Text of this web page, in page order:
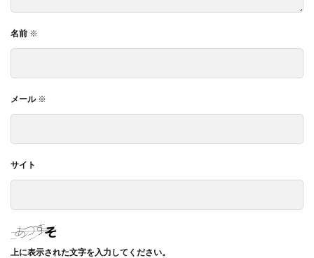
名前 ※
メール ※
サイト
上に表示された文字を入力してください。